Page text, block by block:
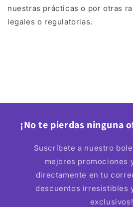
nuestras prácticas o por otras
legales o regulatorias.
¡No te pierdas ninguna
Suscríbete a nuestro
mejores promociones
directamente en tu
descuentos irresistibles
exclusivos!